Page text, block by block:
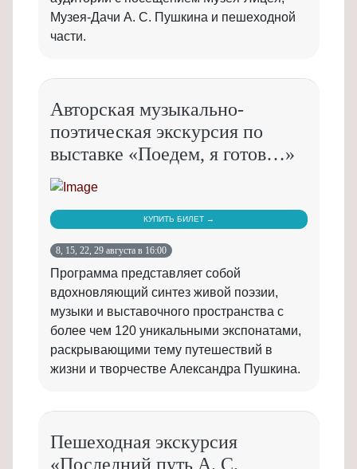
Музея-Дачи А. С. Пушкина и пешеходной
части.
Авторская музыкально-
поэтическая экскурсия по
выставке «Поедем, я готов…»
КУПИТЬ БИЛЕТ →
8, 15, 22, 29 августа в 16:00
Программа представляет собой
вдохновляющий синтез живой поэзии,
музыки и выставочного пространства с
более чем 120 уникальными экспонатами,
раскрывающими тему путешествий в
жизни и творчестве Александра Пушкина.
Пешеходная экскурсия
«Последний путь А. С.